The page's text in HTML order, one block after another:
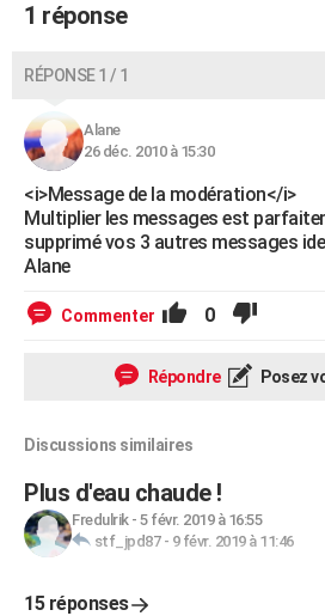
1 réponse
RÉPONSE 1 / 1
Alane
26 déc. 2010 à 15:30
<i>Message de la modération</i>
Multiplier les messages est
supprimé vos 3 autres messages
Alane
Commenter 0
Répondre Posez
Discussions similaires
Plus d'eau chaude !
Fredulrik- 5 févr. 2019 à 16:55
stf_jpd87- 9 févr. 2019 à 11:46
15 réponses